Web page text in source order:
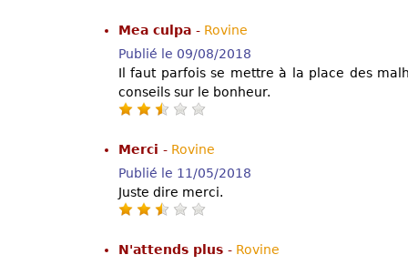
Mea culpa - Rovine
Publié le 09/08/2018
Il faut parfois se mettre à la place des
conseils sur le bonheur.
Merci - Rovine
Publié le 11/05/2018
Juste dire merci.
N'attends plus - Rovine